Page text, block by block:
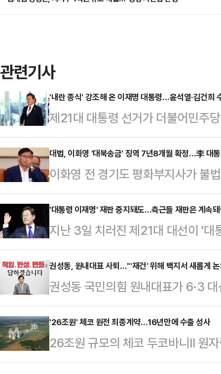
관련기사
'내란 종식' 강조해 온 이재명 대통령…윤석열·김건희
제21대 대통령 선거가 더불어민주
가며 윤석열 전 대통령 부부에 대한
령이 유세 기간 '내란 종식'을 거듭
진에 힘이 실리고 있다.4일 법조계
가 진행해 온 윤 전 대통령 부부의
재수사 가능성에 무게가 실린다. 민
서두르고 있어 이른 시일 내 특검
리 또는 위법 …
대법, 이화영 '대북송금' 징역 7년8개월 확정…李 대
이화영 전 경기도 평화부지사가 불
확정 받았다. 이 전 부지사는 이재
울 그룹으로부터 억대 뇌물을 받고
재판을 받아 왔다.5일 법조계에 따
관)는 특정범죄 가중처벌법상 뇌물
7년8개월과 벌금 2억5000만원,
을 확정했다.앞서 검찰은 이 전 부
그룹으로부터…
'대통령 이재명' 재판 중지돼도…측근들 재판은 계속
지난 3일 치러진 제21대 대선이 '대
따라 진행 중이던 이 대통령 관련
국회 법제사법위원회가 지난달 대
하도록 하는 형사소송법 개정안과
위'를 삭제하는 공직선거법 개정안
포되면 공직선거법 위반 사건은 면
재직 중 재판이 정지될 수 있기 때
개회를 요구한 상태…
권성동, 원내대표 사퇴…"'재건' 위해 백지서 새롭게
권성동 국민의힘 원내대표가 6·3
재건을 위해 백지에서 새롭게 논의
하겠다고 밝혔다.권성동 원내대표
"이번 대선 패배는 단순히 비상계
는다. 집권여당 국민의힘의 분열에
'26조원' 체코 원전 최종계약…16년만에 수출 성사
26조원 규모의 체코 두코바니II 원
아랍에미리트(UAE) 바라카 원전